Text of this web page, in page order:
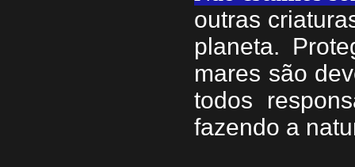
outras
planeta.
mares são
todos
fazendo a